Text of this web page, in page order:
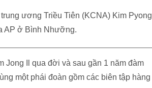
ương Triều Tiên (KCNA) Kim Pyong
AP ở Bình Nhưỡng.
Jong Il qua đời và sau gần 1 năm đàm
một phái đoàn gồm các biên tập hàng